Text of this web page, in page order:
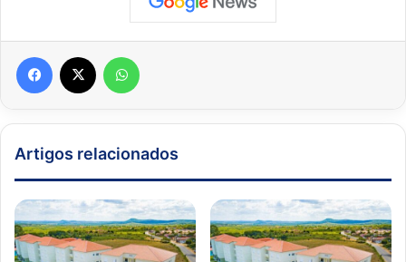
Artigos relacionados